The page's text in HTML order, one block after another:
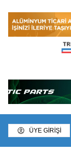
ÜYE GİRİŞİ